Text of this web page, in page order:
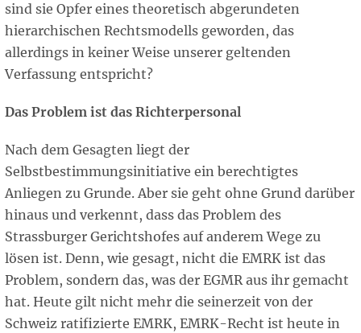
sind sie Opfer eines theoretisch abgerundeten
hierarchischen Rechtsmodells geworden, das
allerdings in keiner Weise unserer geltenden
Verfassung entspricht?
Das Problem ist das Richterpersonal
Nach dem Gesagten liegt der
Selbstbestimmungsinitiative ein berechtigtes
Anliegen zu Grunde. Aber sie geht ohne Grund darüber
hinaus und verkennt, dass das Problem des
Strassburger Gerichtshofes auf anderem Wege zu
lösen ist. Denn, wie gesagt, nicht die EMRK ist das
Problem, sondern das, was der EGMR aus ihr gemacht
hat. Heute gilt nicht mehr die seinerzeit von der
Schweiz ratifizierte EMRK, EMRK-Recht ist heute in